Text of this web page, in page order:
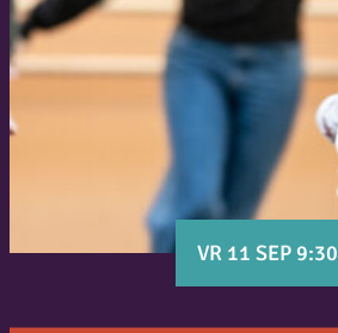
VR 11 SEP 9:30